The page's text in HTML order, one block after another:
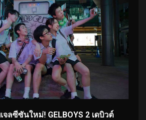
จลซีซันใหม่! GELBOYS 2 เดบิวต์